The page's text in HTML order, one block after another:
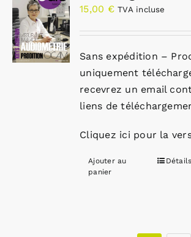
15,00 € TVA incluse
Sans expédition –
uniquement
recevrez un email
liens de
Cliquez ici pour la
Ajouter au
panier
Détails